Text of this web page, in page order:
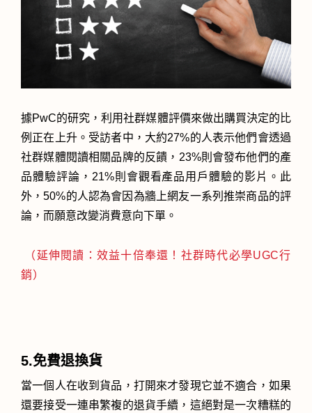
據PwC的研究，利用社群媒體評價來做出購買決定的比
例正在上升。受訪者中，大約27%的人表示他們會透過
社群媒體閱讀相關品牌的反饋，23%則會發布他們的產
品體驗評論，21%則會觀看產品用戶體驗的影片。此
外，50%的人認為會因為牆上網友一系列推崇商品的評
論，而願意改變消費意向下單。
（延伸閱讀：效益十倍奉還！社群時代必學UGC行
銷）
5.免費退換貨
當一個人在收到貨品，打開來才發現它並不適合，如果
還要接受一連串繁複的退貨手續，這絕對是一次糟糕的